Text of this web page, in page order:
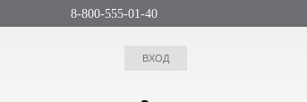
8-800-555-01-40
ВХОД